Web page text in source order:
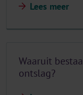
Lees meer
Waaruit
ontslag?